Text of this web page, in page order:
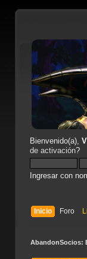
Bienvenido(a),
de activación?
Ingresar con
Inicio Foro
AbandonSocios: